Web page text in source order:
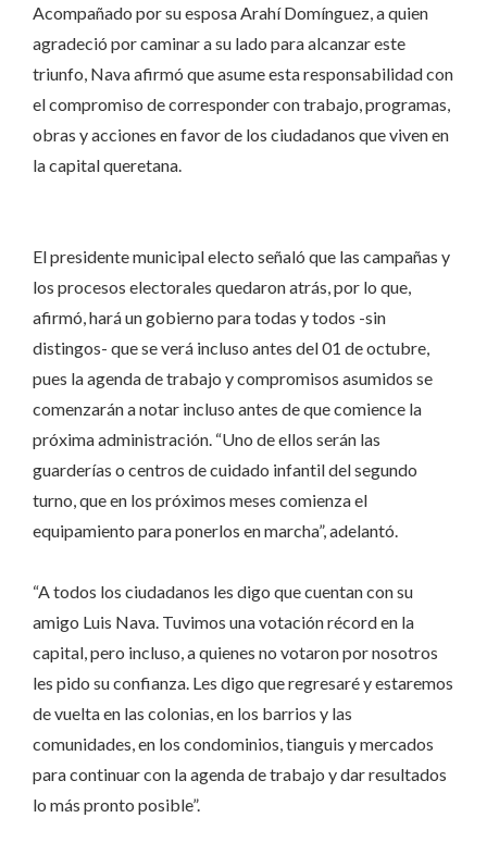
Acompañado por su esposa Arahí Domínguez, a quien
agradeció por caminar a su lado para alcanzar este
triunfo, Nava afirmó que asume esta responsabilidad con
el compromiso de corresponder con trabajo, programas,
obras y acciones en favor de los ciudadanos que viven en
la capital queretana.
El presidente municipal electo señaló que las campañas y
los procesos electorales quedaron atrás, por lo que,
afirmó, hará un gobierno para todas y todos -sin
distingos- que se verá incluso antes del 01 de octubre,
pues la agenda de trabajo y compromisos asumidos se
comenzarán a notar incluso antes de que comience la
próxima administración. “Uno de ellos serán las
guarderías o centros de cuidado infantil del segundo
turno, que en los próximos meses comienza el
equipamiento para ponerlos en marcha”, adelantó.
“A todos los ciudadanos les digo que cuentan con su
amigo Luis Nava. Tuvimos una votación récord en la
capital, pero incluso, a quienes no votaron por nosotros
les pido su confianza. Les digo que regresaré y estaremos
de vuelta en las colonias, en los barrios y las
comunidades, en los condominios, tianguis y mercados
para continuar con la agenda de trabajo y dar resultados
lo más pronto posible”.